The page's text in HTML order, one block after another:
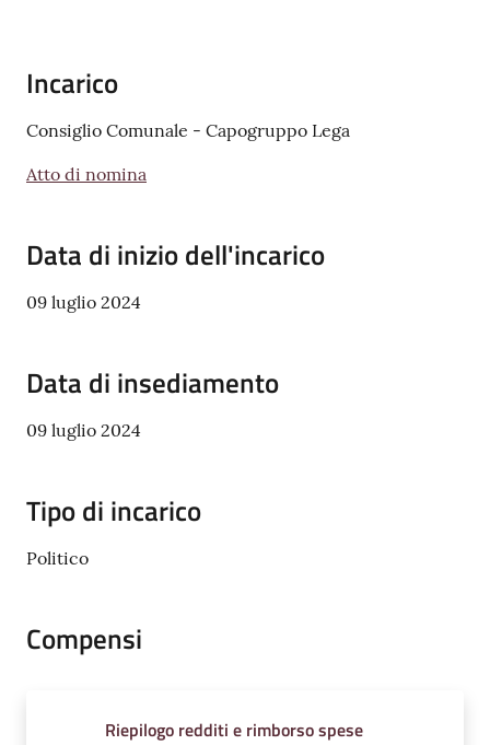
n
t
i
su
Incarico
Consiglio Comunale - Capogruppo Lega
Atto di nomina
Data di inizio dell'incarico
09 luglio 2024
Data di insediamento
09 luglio 2024
Tipo di incarico
Politico
Compensi
Riepilogo redditi e rimborso spese